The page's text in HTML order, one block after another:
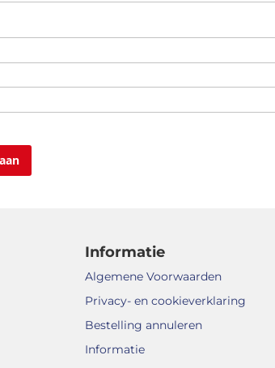
Informatie
Algemene Voorwaarden
Privacy- en cookieverklaring
Bestelling annuleren
Informatie